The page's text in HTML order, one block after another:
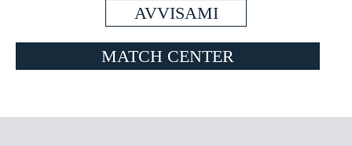
AVVISAMI
MATCH CENTER